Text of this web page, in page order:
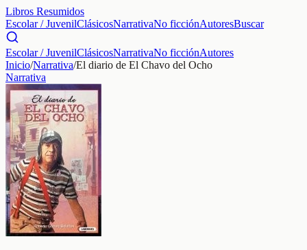
Libros Resumidos
Escolar / JuvenilClásicosNarrativaNo ficciónAutoresBuscar
Escolar / JuvenilClásicosNarrativaNo ficciónAutores
Inicio/Narrativa/El diario de El Chavo del Ocho
Narrativa